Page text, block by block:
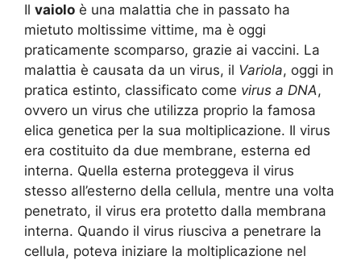
Il vaiolo è una malattia che in passato ha
mietuto moltissime vittime, ma è oggi
praticamente scomparso, grazie ai vaccini. La
malattia è causata da un virus, il Variola, oggi in
pratica estinto, classificato come virus a DNA,
ovvero un virus che utilizza proprio la famosa
elica genetica per la sua moltiplicazione. Il virus
era costituito da due membrane, esterna ed
interna. Quella esterna proteggeva il virus
stesso all’esterno della cellula, mentre una volta
penetrato, il virus era protetto dalla membrana
interna. Quando il virus riusciva a penetrare la
cellula, poteva iniziare la moltiplicazione nel